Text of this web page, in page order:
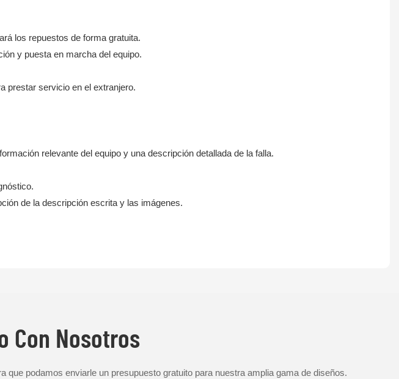
los repuestos de forma gratuita.
y puesta en marcha del equipo.
prestar servicio en el extranjero.
relevante del equipo y una descripción detallada de la falla.
de la descripción escrita y las imágenes.
Con Nosotros
podamos enviarle un presupuesto gratuito para nuestra amplia gama de diseños.